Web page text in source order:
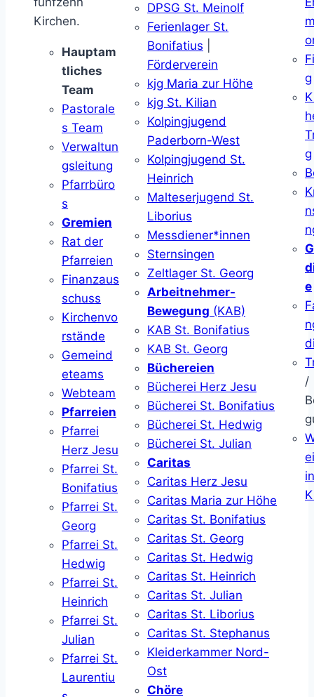
Kirchen.
Hauptam
tliches
Team
Pastorale
s Team
Verwaltun
gsleitung
Pfarrbüro
s
Gremien
Rat der
Pfarreien
Finanzaus
schuss
Kirchenvo
rstände
Gemeind
eteams
Webteam
Pfarreien
Pfarrei
Herz Jesu
Pfarrei St.
Bonifatius
Pfarrei St.
Georg
Pfarrei St.
Hedwig
Pfarrei St.
Heinrich
Pfarrei St.
Julian
Pfarrei St.
Laurentiu
DPSG St. Meinolf
Ferienlager St.
Bonifatius
Förderverein
kjg Maria zur Höhe
kjg St. Kilian
Kolpingjugend
Paderborn-West
Kolpingjugend St.
Heinrich
Malteserjugend St.
Liborius
Messdiener*innen
Sternsingen
Zeltlager St. Georg
Arbeitnehmer-
Bewegung (KAB)
KAB St. Bonifatius
KAB St. Georg
Büchereien
Bücherei Herz Jesu
Bücherei St. Bonifatius
Bücherei St. Hedwig
Bücherei St. Julian
Caritas
Caritas Herz Jesu
Caritas Maria zur Höhe
Caritas St. Bonifatius
Caritas St. Georg
Caritas St. Hedwig
Caritas St. Heinrich
Caritas St. Julian
Caritas St. Liborius
Caritas St. Stephanus
Kleiderkammer Nord-
Ost
Chöre
g
g
e
/